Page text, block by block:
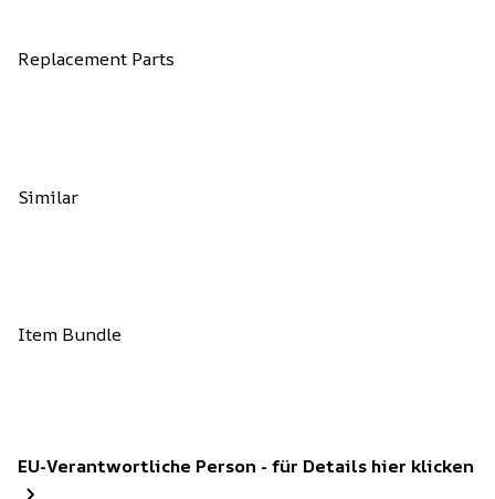
Replacement Parts
Similar
Item Bundle
EU-Verantwortliche Person - für Details hier klicken